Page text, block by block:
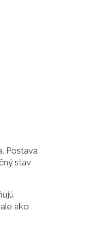
Postava
stav
ako